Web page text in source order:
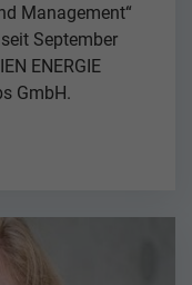
Management“
September
ENERGIE
GmbH.